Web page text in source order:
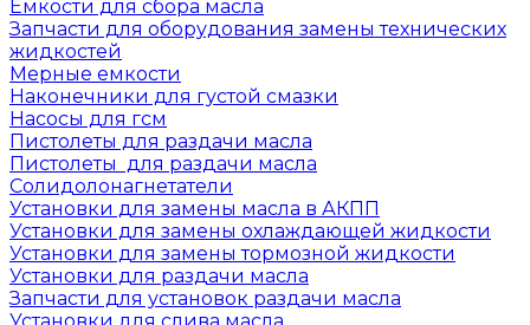
Емкости для сбора масла
Запчасти для оборудования замены технических
жидкостей
Мерные емкости
Наконечники для густой смазки
Насосы для гсм
Пистолеты для раздачи масла
Пистолеты для раздачи масла
Солидолонагнетатели
Установки для замены масла в АКПП
Установки для замены охлаждающей жидкости
Установки для замены тормозной жидкости
Установки для раздачи масла
Запчасти для установок раздачи масла